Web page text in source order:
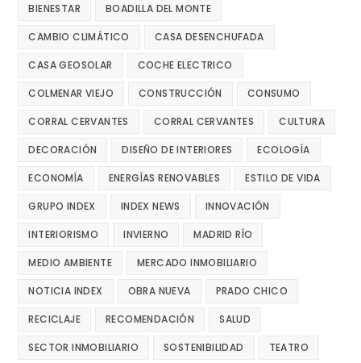
BIENESTAR BOADILLA DEL MONTE
CAMBIO CLIMÁTICO CASA DESENCHUFADA
CASA GEOSOLAR COCHE ELECTRICO
COLMENAR VIEJO CONSTRUCCIÓN CONSUMO
CORRAL CERVANTES CORRAL CERVANTES CULTURA
DECORACIÓN DISEÑO DE INTERIORES ECOLOGÍA
ECONOMÍA ENERGÍAS RENOVABLES ESTILO DE VIDA
GRUPO INDEX INDEX NEWS INNOVACIÓN
INTERIORISMO INVIERNO MADRID RÍO
MEDIO AMBIENTE MERCADO INMOBILIARIO
NOTICIA INDEX OBRA NUEVA PRADO CHICO
RECICLAJE RECOMENDACIÓN SALUD
SECTOR INMOBILIARIO SOSTENIBILIDAD TEATRO